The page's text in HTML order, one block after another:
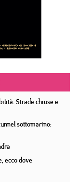
Strade chiuse e
sottomarino:
ecco dove